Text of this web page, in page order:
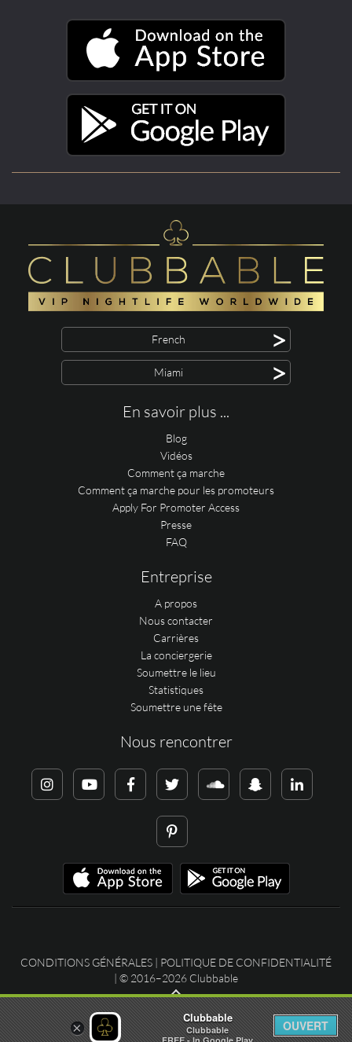
French >
Miami >
En savoir plus ...
Blog
Vidéos
Comment ça marche
Comment ça marche pour les promoteurs
Apply For Promoter Access
Presse
FAQ
Entreprise
A propos
Nous contacter
Carrières
La conciergerie
Soumettre le lieu
Statistiques
Soumettre une fête
Nous rencontrer
CONDITIONS GÉNÉRALES | POLITIQUE DE CONFIDENTIALITÉ
| © 2016–2026 Clubbable
×
Clubbable
Clubbable
OUVERT